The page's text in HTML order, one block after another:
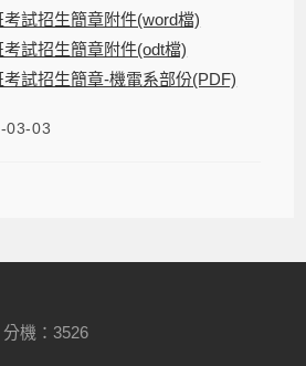
試招生簡章附件(word檔)
試招生簡章附件(odt檔)
試招生簡章-機電系部份(PDF)
03-03
機：3526